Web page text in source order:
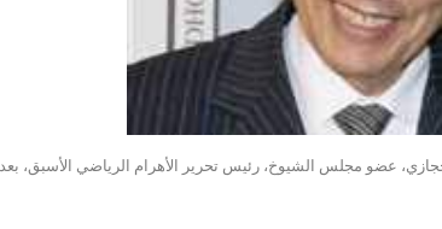
حجازي، عضو مجلس الشيوخ، رئيس تحرير الأهرام الرياضي الأسبق،